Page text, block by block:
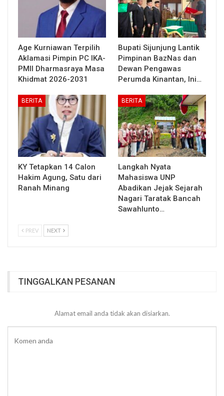
Age Kurniawan Terpilih
Aklamasi Pimpin PC IKA-
PMII Dharmasraya Masa
Khidmat 2026-2031
Bupati Sijunjung Lantik
Pimpinan BazNas dan
Dewan Pengawas
Perumda Kinantan, Ini…
BERITA
KY Tetapkan 14 Calon
Hakim Agung, Satu dari
Ranah Minang
BERITA
Langkah Nyata
Mahasiswa UNP
Abadikan Jejak Sejarah
Nagari Taratak Bancah
Sawahlunto…
PREV NEXT
TINGGALKAN PESANAN
Alamat email anda tidak akan disiarkan.